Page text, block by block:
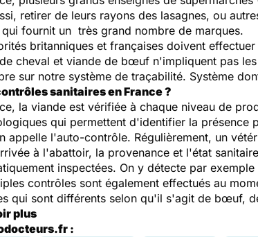
retirer de leurs rayons des lasagnes, ou
qui fournit un très grand nombre de marques.
britanniques et françaises doivent
cheval et viande de bœuf n'impliquent pas
sur notre système de traçabilité. Système
sanitaires en France ?
la viande est vérifiée à chaque niveau de
qui permettent d'identifier la présence
appelle l'auto-contrôle. Régulièrement, un
à l'abattoir, la provenance et l'état
inspectées. On y détecte par
contrôles sont également effectués au
qui sont différents selon qu'il s'agit de bœuf,
plus
: